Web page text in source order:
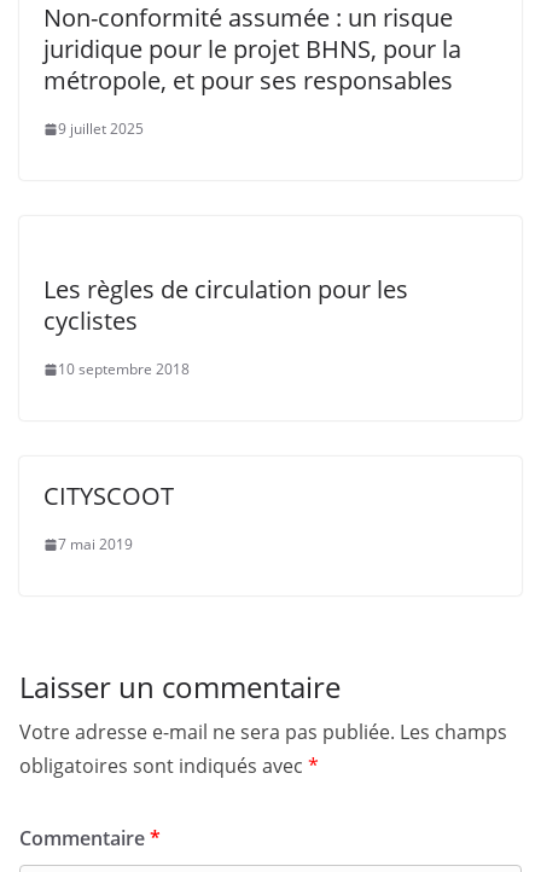
Non-conformité assumée : un risque
juridique pour le projet BHNS, pour la
métropole, et pour ses responsables
9 juillet 2025
Les règles de circulation pour les
cyclistes
10 septembre 2018
CITYSCOOT
7 mai 2019
Laisser un commentaire
Votre adresse e-mail ne sera pas publiée. Les champs
obligatoires sont indiqués avec *
Commentaire*